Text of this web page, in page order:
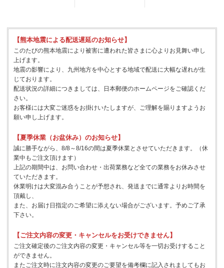
【熊本地震による配送遅延のお知らせ】
このたびの熊本地震により被害に遭われた皆さまに心よりお見舞い申し
上げます。
地震の影響により、九州地方を中心とする地域で配送に大幅な遅れが生
じております。
配送状況の詳細につきましては、日本郵便のホームページをご確認くだ
さい。
お客様には大変ご迷惑をお掛けいたしますが、ご理解を賜りますようお
願い申し上げます。
【夏季休業（お盆休み）のお知らせ】
誠に勝手ながら、8/8～8/16の間は夏季休業とさせていただきます。（休
業中もご注文頂けます）
上記の期間中は、お問い合わせ・出荷業務など全ての業務をお休みさせ
ていただきます。
休業明けは大変混み合うことが予想され、発送までに通常よりお時間を
頂戴し、
また、お届け日指定のご希望に添えない場合がございます。予めご了承
下さい。
【ご注文内容の変更・キャンセルをお受けできません】
ご注文確定後のご注文内容の変更・キャンセル等を一切お受けすること
ができません。
またご注文時に注文内容の変更のご要望を備考欄に記入されましてもお